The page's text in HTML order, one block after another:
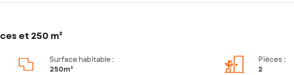
et 250 m²
Surface habitable :
250m²
Pièces :
2